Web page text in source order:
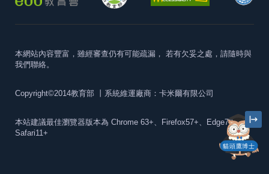
貓頭鷹博士
本網站內容豐富，雖經審查仍有可能疏漏， 若有欠妥之處，請隨時與
我們聯絡。
Copyright©2014教育部 丨系統維運廠商：卡米爾有限公司
本站建議最佳瀏覽器版本為 Chrome 63+、Firefox57+、Edge79+及
Safari11+